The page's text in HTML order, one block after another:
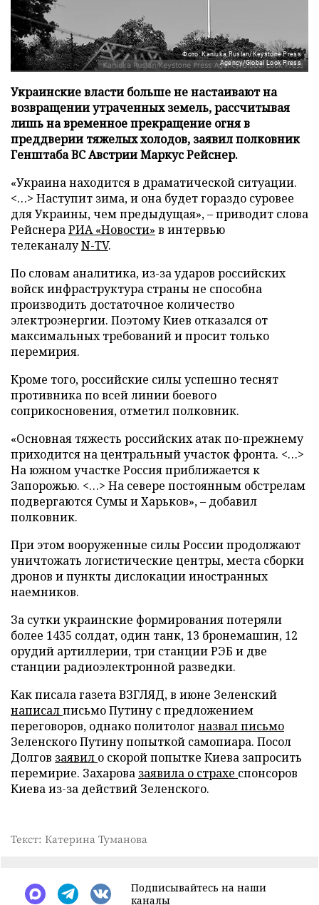
Фото: Kaniuka Ruslan/Keystone Press
Agency/Global Look Press
Украинские власти больше не настаивают на
возвращении утраченных земель, рассчитывая
лишь на временное прекращение огня в
преддверии тяжелых холодов, заявил полковник
Генштаба ВС Австрии Маркус Рейснер.
«Украина находится в драматической ситуации.
<…> Наступит зима, и она будет гораздо суровее
для Украины, чем предыдущая», – приводит слова
РейснераРИА «Новости» в интервью
телеканалуN-TV.
По словам аналитика, из-за ударов российских
войск инфраструктура страны не способна
производить достаточное количество
электроэнергии. Поэтому Киев отказался от
максимальных требований и просит только
перемирия.
Кроме того, российские силы успешно теснят
противника по всей линии боевого
соприкосновения, отметил полковник.
«Основная тяжесть российских атак по-прежнему
приходится на центральный участок фронта. <…>
На южном участке Россия приближается к
Запорожью. <…> На севере постоянным обстрелам
подвергаются Сумы и Харьков», – добавил
полковник.
При этом вооруженные силы России продолжают
уничтожать логистические центры, места сборки
дронов и пункты дислокации иностранных
наемников.
За сутки украинские формирования потеряли
более 1435 солдат, один танк, 13 бронемашин, 12
орудий артиллерии, три станции РЭБ и две
станции радиоэлектронной разведки.
Как писала газета ВЗГЛЯД, в июне Зеленский
написалписьмо Путину с предложением
переговоров, однако политолог назвал письмо
Зеленского Путину попыткой самопиара. Посол
Долгов заявил о скорой попытке Киева запросить
перемирие. Захарова заявила о страхе спонсоров
Киева из-за действий Зеленского.
Текст: Катерина Туманова
Подписывайтесь на наши
каналы